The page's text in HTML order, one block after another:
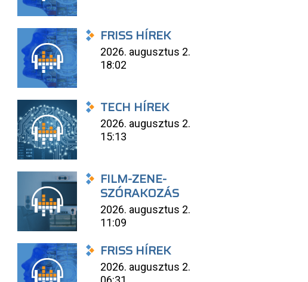
FRISS HÍREK
2026. augusztus 2.
18:02
TECH HÍREK
2026. augusztus 2.
15:13
FILM-ZENE-
SZÓRAKOZÁS
2026. augusztus 2.
11:09
FRISS HÍREK
2026. augusztus 2.